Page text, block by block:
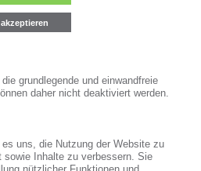
ist insolvent